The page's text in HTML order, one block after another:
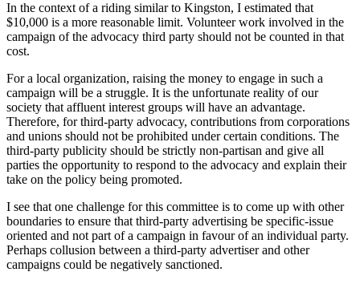
In the context of a riding similar to Kingston, I estimated that
$10,000 is a more reasonable limit. Volunteer work involved in the
campaign of the advocacy third party should not be counted in that
cost.
For a local organization, raising the money to engage in such a
campaign will be a struggle. It is the unfortunate reality of our
society that affluent interest groups will have an advantage.
Therefore, for third-party advocacy, contributions from corporations
and unions should not be prohibited under certain conditions. The
third-party publicity should be strictly non-partisan and give all
parties the opportunity to respond to the advocacy and explain their
take on the policy being promoted.
I see that one challenge for this committee is to come up with other
boundaries to ensure that third-party advertising be specific-issue
oriented and not part of a campaign in favour of an individual party.
Perhaps collusion between a third-party advertiser and other
campaigns could be negatively sanctioned.